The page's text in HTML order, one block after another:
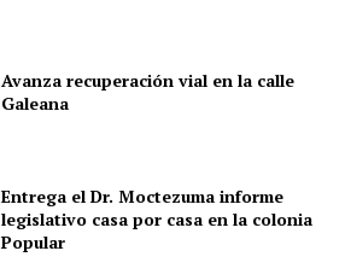
Avanza recuperación vial en la calle
Galeana
Entrega el Dr. Moctezuma informe
legislativo casa por casa en la colonia
Popular